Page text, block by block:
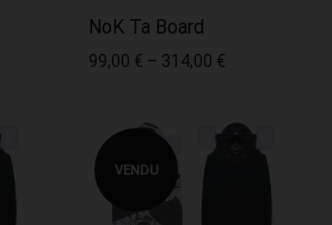
NoK Ta Board
99,00 € – 314,00 €
VENDU